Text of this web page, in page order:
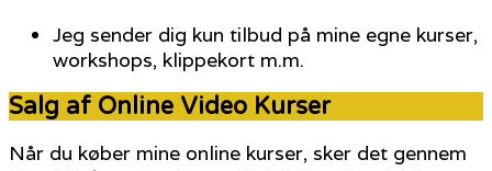
Jeg sender dig kun tilbud på mine egne kurser,
workshops, klippekort m.m.
Salg af Online Video Kurser
Når du køber mine online kurser, sker det gennem